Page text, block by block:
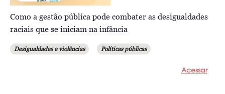
Como a gestão pública pode combater as desigualdades
raciais que se iniciam na infância
Desigualdades e violências Políticas públicas
Acessar